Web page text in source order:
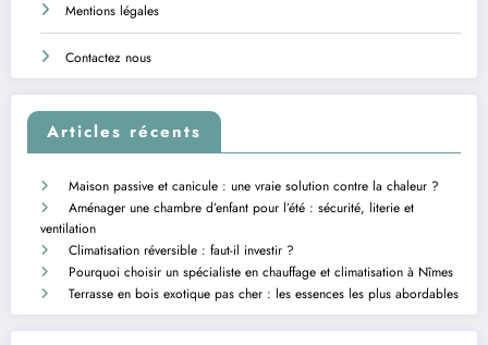
Mentions légales
Contactez nous
Articles récents
Maison passive et canicule : une vraie solution contre la chaleur ?
Aménager une chambre d’enfant pour l’été : sécurité, literie et
ventilation
Climatisation réversible : faut-il investir ?
Pourquoi choisir un spécialiste en chauffage et climatisation à Nîmes
Terrasse en bois exotique pas cher : les essences les plus abordables